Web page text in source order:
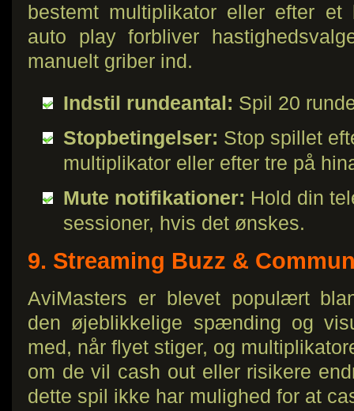
bestemt multiplikator eller efter et
auto play forbliver
manuelt griber ind.
Indstil rundeantal: Spil 20
Stopbetingelser: Stop spillet
multiplikator eller efter tre på
Mute notifikationer: Hold din
sessioner, hvis det ønskes.
9. Streaming Buzz &
AviMasters er blevet populært
den øjeblikkelige spænding og
med, når flyet stiger, og
om de vil cash out eller risikere
dette spil ikke har mulighed for at